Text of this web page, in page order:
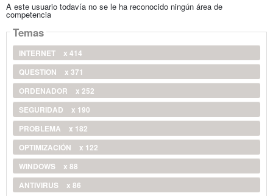
A este usuario todavía no se le ha reconocido ningún área de
competencia
Temas
INTERNET
x 414
QUESTION
x 371
ORDENADOR
x 252
SEGURIDAD
x 190
PROBLEMA
x 182
OPTIMIZACIÓN
x 122
WINDOWS
x 88
ANTIVIRUS
x 86